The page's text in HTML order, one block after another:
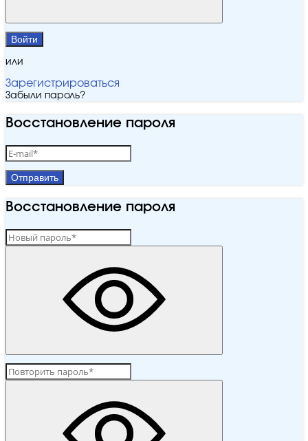
Войти
или
Зарегистрироваться
Забыли пароль?
Восстановление пароля
Отправить
Восстановление пароля